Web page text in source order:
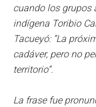
cuando los grupos
indígena Toribio
Tacueyó: “La
cadáver, pero no
territorio”.
La frase fue